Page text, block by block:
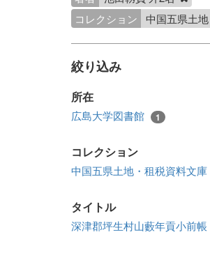
コレクション
中国五県土
絞り込み
所在
広島大学図書館 1
コレクション
中国五県土地・租税資料文庫
タイトル
深津郡坪生村山藪年貢小前帳